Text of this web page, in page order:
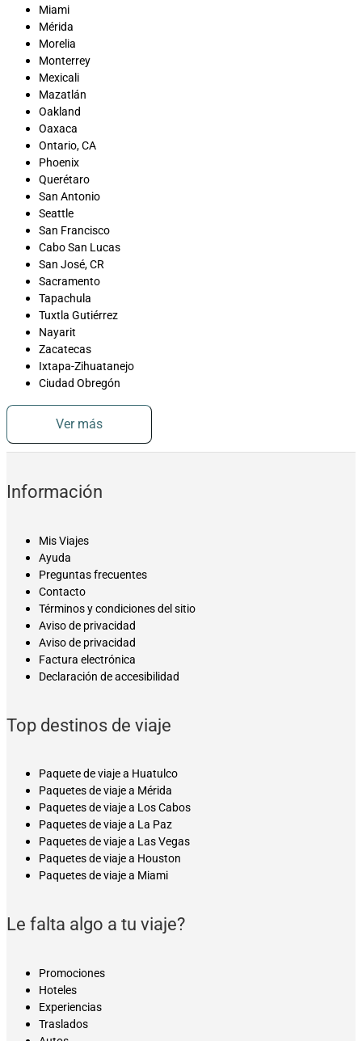
Miami
Mérida
Morelia
Monterrey
Mexicali
Mazatlán
Oakland
Oaxaca
Ontario, CA
Phoenix
Querétaro
San Antonio
Seattle
San Francisco
Cabo San Lucas
San José, CR
Sacramento
Tapachula
Tuxtla Gutiérrez
Nayarit
Zacatecas
Ixtapa-Zihuatanejo
Ciudad Obregón
Ver más
Información
Mis Viajes
Ayuda
Preguntas frecuentes
Contacto
Términos y condiciones del sitio
Aviso de privacidad
Aviso de privacidad
Factura electrónica
Declaración de accesibilidad
Top destinos de viaje
Paquete de viaje a Huatulco
Paquetes de viaje a Mérida
Paquetes de viaje a Los Cabos
Paquetes de viaje a La Paz
Paquetes de viaje a Las Vegas
Paquetes de viaje a Houston
Paquetes de viaje a Miami
Le falta algo a tu viaje?
Promociones
Hoteles
Experiencias
Traslados